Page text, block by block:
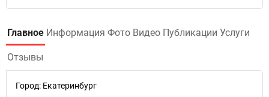
Главное Информация Фото Видео Публикации Услуги
Отзывы
Город: Екатеринбург